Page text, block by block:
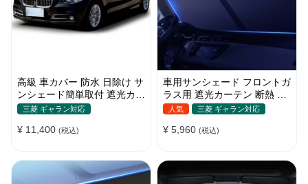
高級 車カバー 防水 日除け サ
ンシェード簡単取付 遮光カー
テン 日焼け対策 断熱 汎用
三菱 ギャラン対応
¥ 11,400 (税込)
車用サンシェード フロントガ
ラス用 遮光カーテン 断熱 日
焼け 汎用 UVカット 取付簡単
人気 三菱 ギャラン対応
¥ 5,960 (税込)